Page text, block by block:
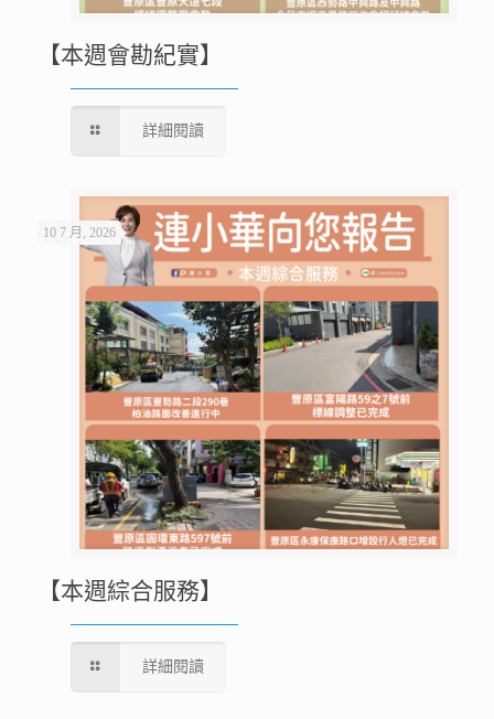
【本週會勘紀實】
詳細閱讀
10 7 月, 2026
【本週綜合服務】
詳細閱讀